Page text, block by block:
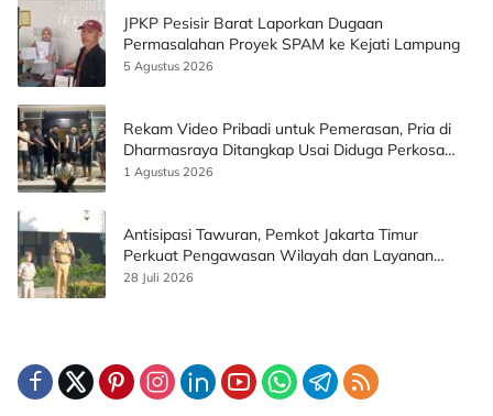
JPKP Pesisir Barat Laporkan Dugaan
Permasalahan Proyek SPAM ke Kejati Lampung
5 Agustus 2026
Rekam Video Pribadi untuk Pemerasan, Pria di
Dharmasraya Ditangkap Usai Diduga Perkosa
Korban
1 Agustus 2026
Antisipasi Tawuran, Pemkot Jakarta Timur
Perkuat Pengawasan Wilayah dan Layanan
Publik
28 Juli 2026